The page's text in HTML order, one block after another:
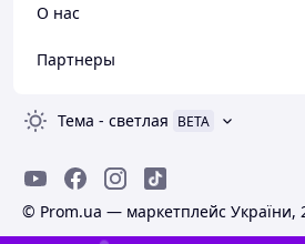
О нас
Партнеры
Тема - светлая BETA
© Prom.ua — маркетплейс України,